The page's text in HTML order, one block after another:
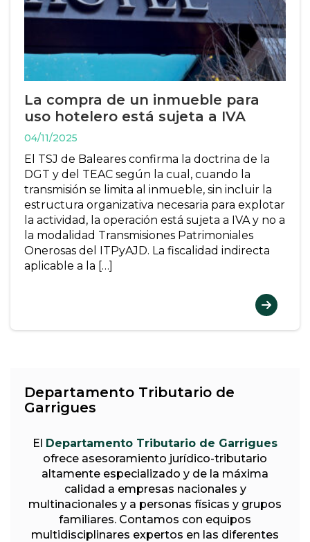
La compra de un inmueble para
uso hotelero está sujeta a IVA
04/11/2025
El TSJ de Baleares confirma la doctrina de la
DGT y del TEAC según la cual, cuando la
transmisión se limita al inmueble, sin incluir la
estructura organizativa necesaria para explotar
la actividad, la operación está sujeta a IVA y no a
la modalidad Transmisiones Patrimoniales
Onerosas del ITPyAJD. La fiscalidad indirecta
aplicable a la […]
Departamento Tributario de
Garrigues
El Departamento Tributario de Garrigues
ofrece asesoramiento jurídico-tributario
altamente especializado y de la máxima
calidad a empresas nacionales y
multinacionales y a personas físicas y grupos
familiares. Contamos con equipos
multidisciplinares expertos en las diferentes